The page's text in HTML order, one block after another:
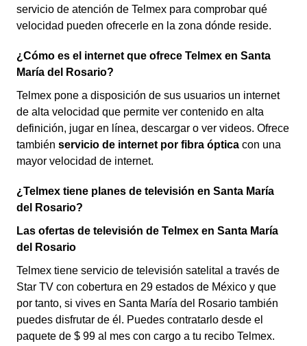
servicio de atención de Telmex para comprobar qué
velocidad pueden ofrecerle en la zona dónde reside.
¿Cómo es el internet que ofrece Telmex en Santa
María del Rosario?
Telmex pone a disposición de sus usuarios un internet
de alta velocidad que permite ver contenido en alta
definición, jugar en línea, descargar o ver videos. Ofrece
también servicio de internet por fibra óptica con una
mayor velocidad de internet.
¿Telmex tiene planes de televisión en Santa María
del Rosario?
Las ofertas de televisión de Telmex en Santa María
del Rosario
Telmex tiene servicio de televisión satelital a través de
Star TV con cobertura en 29 estados de México y que
por tanto, si vives en Santa María del Rosario también
puedes disfrutar de él. Puedes contratarlo desde el
paquete de $ 99 al mes con cargo a tu recibo Telmex.